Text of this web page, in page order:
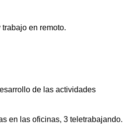
en remoto.
de las actividades
en las oficinas, 3 teletrabajando.